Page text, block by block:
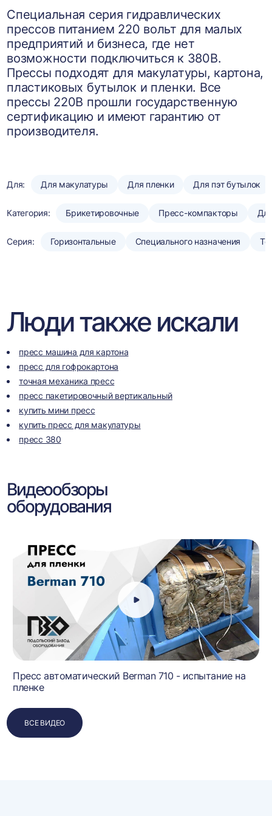
Специальная серия гидравлических
прессов питанием 220 вольт для малых
предприятий и бизнеса, где нет
возможности подключиться к 380В.
Прессы подходят для макулатуры, картона,
пластиковых бутылок и пленки. Все
прессы 220В прошли государственную
сертификацию и имеют гарантию от
производителя.
Для: Для макулатуры Для пленки Для пэт бутылок
Категория: Брикетировочные Пресс-компакторы
Серия: Горизонтальные Специального назначения
Люди также искали
пресс машина для картона
пресс для гофрокартона
точная механика пресс
пресс пакетировочный вертикальный
купить мини пресс
купить пресс для макулатуры
пресс 380
Видеообзоры
оборудования
Пресс автоматический Berman 710 - испытание на
пленке
ВСЕ ВИДЕО